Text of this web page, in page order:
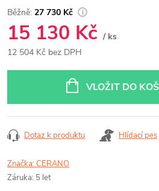
27 730 Kč
15 130 Kč / ks
12 504 Kč bez DPH
VLOŽIT DO
Dotaz k produktu Hlídací pes
Značka:CERANO
Záruka: 5 let